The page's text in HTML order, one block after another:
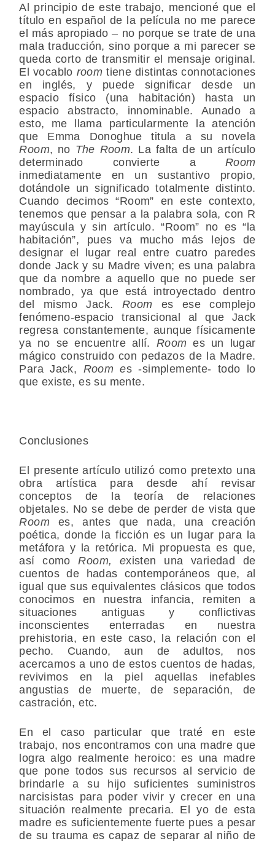
Al principio de este trabajo, mencioné que el
título en español de la película no me parece
el más apropiado – no porque se trate de una
mala traducción, sino porque a mi parecer se
queda corto de transmitir el mensaje original.
El vocablo roomtiene distintas connotaciones
en inglés, y puede significar desde un
espacio físico (una habitación) hasta un
espacio abstracto, innominable. Aunado a
esto, me llama particularmente la atención
que Emma Donoghue titula a su novela
Room, no The Room. La falta de un artículo
determinado convierte aRoom
inmediatamente en un sustantivo propio,
dotándole un significado totalmente distinto.
Cuando decimos “Room” en este contexto,
tenemos que pensar a la palabra sola, con R
mayúscula y sin artículo. “Room” no es “la
habitación”, pues va mucho más lejos de
designar el lugar real entre cuatro paredes
donde Jack y su Madre viven; es una palabra
que da nombre a aquello que no puede ser
nombrado, ya que está introyectado dentro
del mismo Jack. Room es ese complejo
fenómeno-espacio transicional al que Jack
regresa constantemente, aunque físicamente
ya no se encuentre allí. Roomes un lugar
mágico construido con pedazos de la Madre.
Para Jack, Room es -simplemente- todo lo
que existe, es su mente.
Conclusiones
El presente artículo utilizó como pretexto una
obra artística para desde ahí revisar
conceptos de la teoría de relaciones
objetales. No se debe de perder de vista que
Room es, antes que nada, una creación
poética, donde la ficción es un lugar para la
metáfora y la retórica. Mi propuesta es que,
así comoRoom, existen una variedad de
cuentos de hadas contemporáneos que, al
igual que sus equivalentes clásicos que todos
conocimos en nuestra infancia, remiten a
situaciones antiguas y conflictivas
inconscientes enterradas en nuestra
prehistoria, en este caso, la relación con el
pecho. Cuando, aun de adultos, nos
acercamos a uno de estos cuentos de hadas,
revivimos en la piel aquellas inefables
angustias de muerte, de separación, de
castración, etc.
En el caso particular que traté en este
trabajo, nos encontramos con una madre que
logra algo realmente heroico: es una madre
que pone todos sus recursos al servicio de
brindarle a su hijo suficientes suministros
narcisistas para poder vivir y crecer en una
situación realmente precaria. El yo de esta
madre es suficientemente fuerte pues a pesar
de su trauma es capaz de separar al niño de